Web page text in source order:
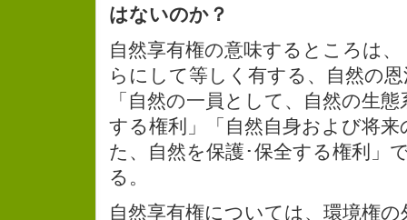
はないのか？
自然享有権の意味するところは
らにして等しく有する、自然の
「自然の一員として、自然の生
する権利」「自然自身および将
た、自然を保護･保全する権利」
る。
自然享有権については、環境権